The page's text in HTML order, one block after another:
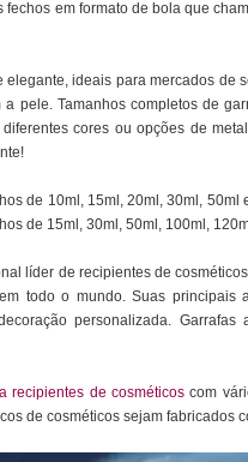
em formato de bola que
ideais para mercados de
pele. Tamanhos completos de
cores ou opções de
de 10ml, 15ml, 20ml, 30ml, 50ml
de 15ml, 30ml, 50ml, 100ml,
líder de recipientes de
todo o mundo. Suas principais
personalizada.
recipientes de cosméticos com
de cosméticos sejam fabricados